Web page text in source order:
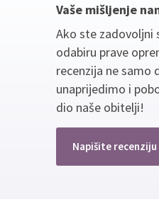
Vaše mišljenje
Ako ste zadovoljni
odabiru prave
recenzija ne samo
unaprijedimo i
dio naše obitelji!
Napišite recenziju